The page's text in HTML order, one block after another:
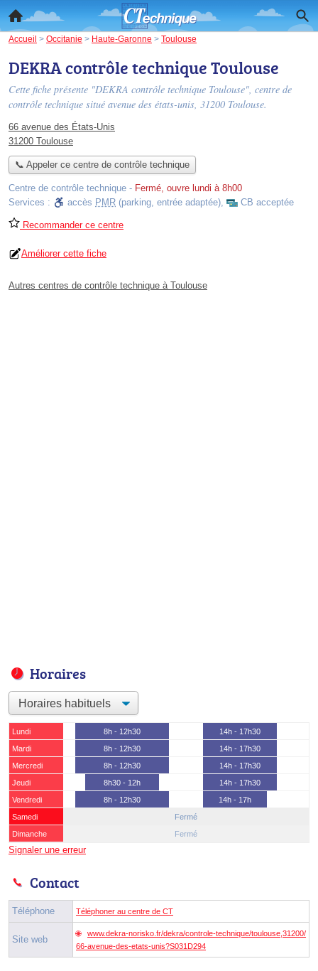
Accueil > Occitanie > Haute-Garonne > Toulouse
DEKRA contrôle technique Toulouse
Cette fiche présente "DEKRA contrôle technique Toulouse", centre de
contrôle technique situé avenue des états-unis, 31200 Toulouse.
66 avenue des États-Unis
31200 Toulouse
📞 Appeler ce centre de contrôle technique
Centre de contrôle technique - Fermé, ouvre lundi à 8h00
Services :
accès PMR (parking, entrée adaptée), CB acceptée
Recommander ce centre
Améliorer cette fiche
Autres centres de contrôle technique à Toulouse
Horaires
Lundi 8h - 12h30
14h - 17h30
Mardi
8h - 12h30
14h - 17h30
Mercredi
8h - 12h30
14h - 17h30
Jeudi
8h30 - 12h
14h - 17h30
Vendredi
8h - 12h30
14h - 17h
Samedi
Fermé
Dimanche
Fermé
Signaler une erreur
Contact
Téléphone Téléphoner au centre de CT
Site web
www.dekra-norisko.fr/dekra/controle-technique/toulouse,31200/
66-avenue-des-etats-unis?S031D294